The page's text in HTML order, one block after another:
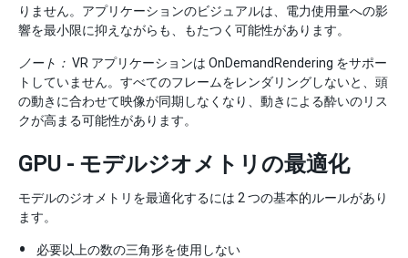
りません。アプリケーションのビジュアルは、電力使用量への影
響を最小限に抑えながらも、もたつく可能性があります。
ノート： VR アプリケーションは OnDemandRendering をサポー
トしていません。すべてのフレームをレンダリングしないと、頭
の動きに合わせて映像が同期しなくなり、動きによる酔いのリス
クが高まる可能性があります。
GPU - モデルジオメトリの最適化
モデルのジオメトリを最適化するには 2 つの基本的ルールがあり
ます。
必要以上の数の三角形を使用しない